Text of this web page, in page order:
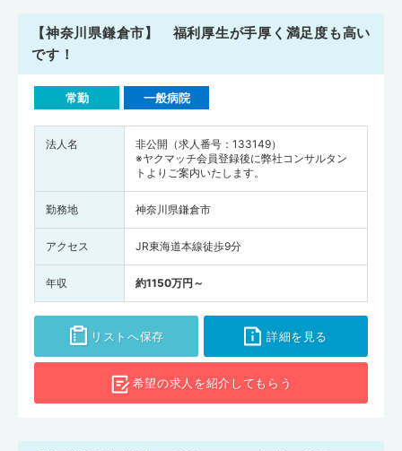
【神奈川県鎌倉市】 福利厚生が手厚く満足度も高い
です！
常勤 一般病院
法人名
非公開（求人番号：133149）
※ヤクマッチ会員登録後に弊社コンサルタン
トよりご案内いたします。
勤務地 神奈川県鎌倉市
アクセス JR東海道本線徒歩9分
年収 約1150万円～
リストへ保存 詳細を見る
希望の求人を紹介してもらう